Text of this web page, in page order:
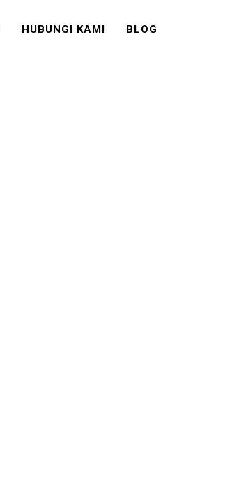
HUBUNGI KAMI BLOG